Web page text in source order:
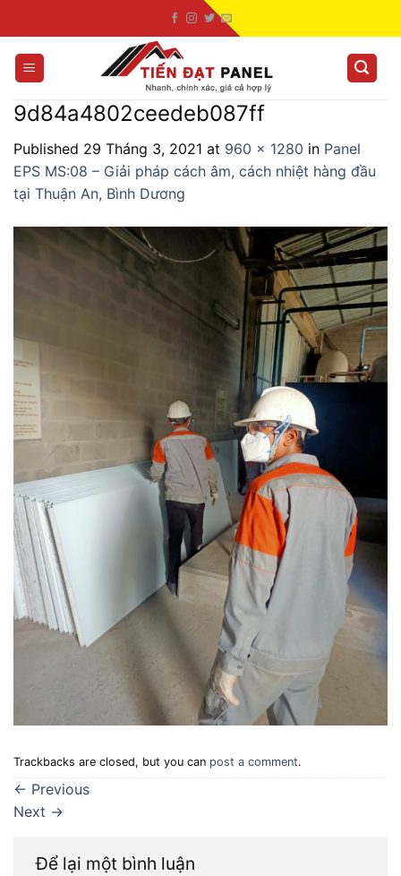
to
content
9d84a4802ceedeb087ff
Published 29 Tháng 3, 2021 at 960 × 1280 in Panel
EPS MS:08 – Giải pháp cách âm, cách nhiệt hàng đầu
tại Thuận An, Bình Dương
Trackbacks are closed, but you can post a comment.
← Previous
Next →
Để lại một bình luận